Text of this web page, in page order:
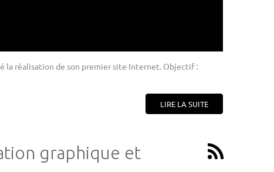
la réalisation de son premier site Internet. Objectif :
LIRE LA SUITE
graphique et